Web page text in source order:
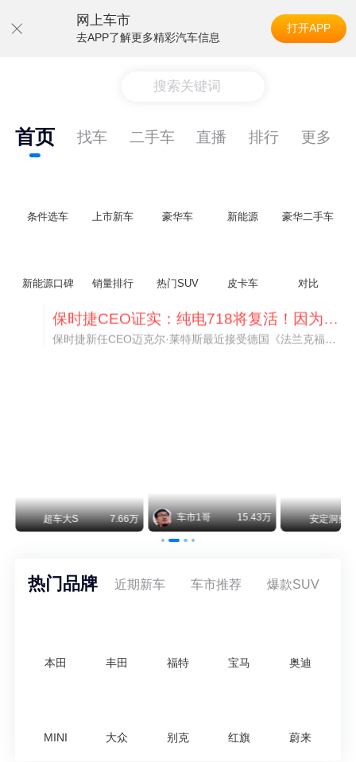
网上车市
去APP了解更多精彩汽车信息
打开APP
搜索关键词
首页 找车 二手车 直播 排行 更多
条件选车 上市新车 豪华车 新能源 豪华二手车
新能源口碑 销量排行 热门SUV 皮卡车 对比
阿维塔07L限时权益价21.99万起，张凌赫成首位车主
安定洞察 8.07万 智电出行 8.54万 智电出行
热门品牌 近期新车 车市推荐 爆款SUV
本田 丰田 福特 宝马 奥迪
MINI 大众 别克 红旗 蔚来